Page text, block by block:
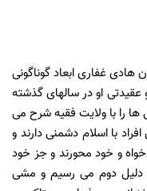
دی 1359 ، صفحه4 ، سخنان هادی غفاری ابعاد گوناگونی
او در سالهای گذشته
دشمنی ها را با ولایت فقیه شرح می
با اسلام دشمنی دارند و
و خود محورند و جز خود
به دلیل دوم می رسیم و مشی